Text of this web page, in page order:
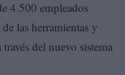
4.500 empleados
las herramientas y
del nuevo sistema